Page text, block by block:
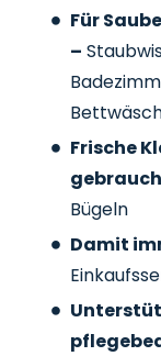
Für
–
Frische
Bügeln
Damit